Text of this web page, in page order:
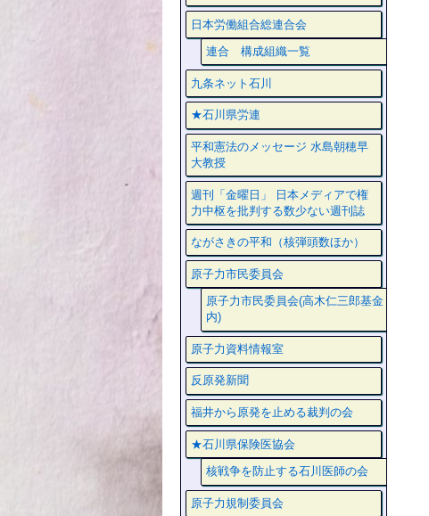
日本労働組合総連合会
連合 構成組織一覧
九条ネット石川
★石川県労連
平和憲法のメッセージ 水島朝穂早
大教授
週刊「金曜日」 日本メディアで権
力中枢を批判する数少ない週刊誌
ながさきの平和（核弾頭数ほか）
原子力市民委員会
原子力市民委員会(高木仁三郎基金
内)
原子力資料情報室
反原発新聞
福井から原発を止める裁判の会
★石川県保険医協会
核戦争を防止する石川医師の会
原子力規制委員会